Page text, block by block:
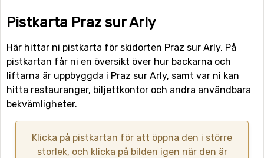
Pistkarta Praz sur Arly
Här hittar ni pistkarta för skidorten Praz sur Arly. På
pistkartan får ni en översikt över hur backarna och
liftarna är uppbyggda i Praz sur Arly, samt var ni kan
hitta restauranger, biljettkontor och andra användbara
bekvämligheter.
Klicka på pistkartan för att öppna den i större
storlek, och klicka på bilden igen när den är